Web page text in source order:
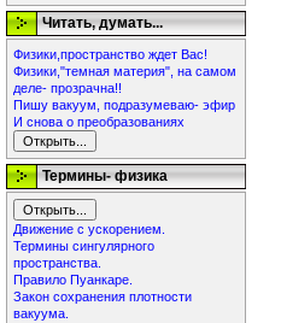
Читать, думать...
Физики,пространство ждет Вас!
Физики,"темная материя", на самом
деле- прозрачна!!
Пишу вакуум, подразумеваю- эфир
И снова о преобразованиях
Термины- физика
Движение с ускорением.
Термины сингулярного
пространства.
Правило Пуанкаре.
Закон сохранения плотности
вакуума.